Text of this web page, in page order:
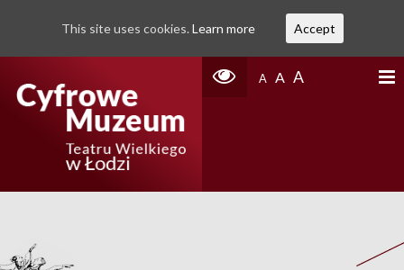
A A A
This site uses cookies. Learn more Accept